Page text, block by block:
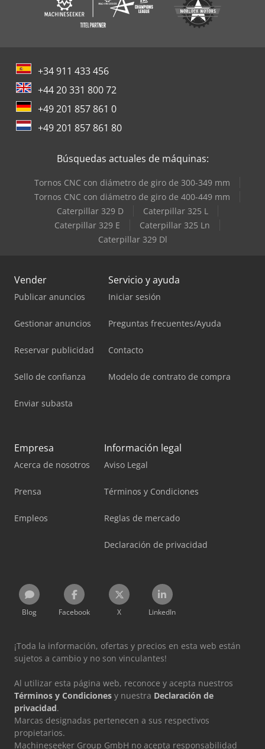
+34 911 433 456
+44 20 331 800 72
+49 201 857 861 0
+49 201 857 861 80
Búsquedas actuales de máquinas:
Tornos CNC con diámetro de giro de 300-349 mm
Tornos CNC con diámetro de giro de 400-449 mm
Caterpillar 329 D
Caterpillar 325 L
Caterpillar 329 E
Caterpillar 325 Ln
Caterpillar 329 Dl
Vender
Publicar anuncios
Gestionar anuncios
Reservar publicidad
Sello de confianza
Enviar subasta
Servicio y ayuda
Iniciar sesión
Preguntas frecuentes/Ayuda
Contacto
Modelo de contrato de compra
Empresa
Acerca de nosotros
Prensa
Empleos
Información legal
Aviso Legal
Términos y Condiciones
Reglas de mercado
Declaración de privacidad
Blog Facebook X LinkedIn
¡Toda la información, ofertas y precios en esta web están
sujetos a cambio y no son vinculantes!
Al utilizar esta página web, reconoce y acepta nuestros
Términos y Condiciones y nuestra Declaración de
privacidad.
Marcas designadas pertenecen a sus respectivos
propietarios.
Machineseeker Group GmbH no acepta responsabilidad